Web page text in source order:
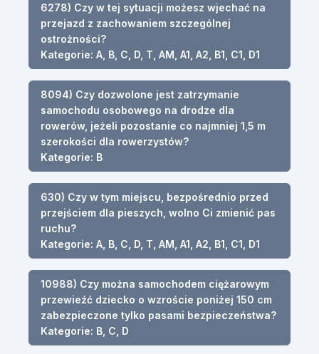
6278) Czy w tej sytuacji możesz wjechać na
przejazd z zachowaniem szczególnej
ostrożności?
Kategorie: A, B, C, D, T, AM, A1, A2, B1, C1, D1
8094) Czy dozwolone jest zatrzymanie
samochodu osobowego na drodze dla
rowerów, jeżeli pozostanie co najmniej 1,5 m
szerokości dla rowerzystów?
Kategorie: B
630) Czy w tym miejscu, bezpośrednio przed
przejściem dla pieszych, wolno Ci zmienić pas
ruchu?
Kategorie: A, B, C, D, T, AM, A1, A2, B1, C1, D1
10988) Czy można samochodem ciężarowym
przewieźć dziecko o wzroście poniżej 150 cm
zabezpieczone tylko pasami bezpieczeństwa?
Kategorie: B, C, D